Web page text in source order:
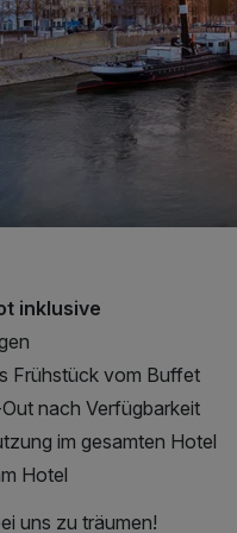
inklusive
Frühstück vom Buffet
nach Verfügbarkeit
im gesamten Hotel
Hotel
uns zu träumen!